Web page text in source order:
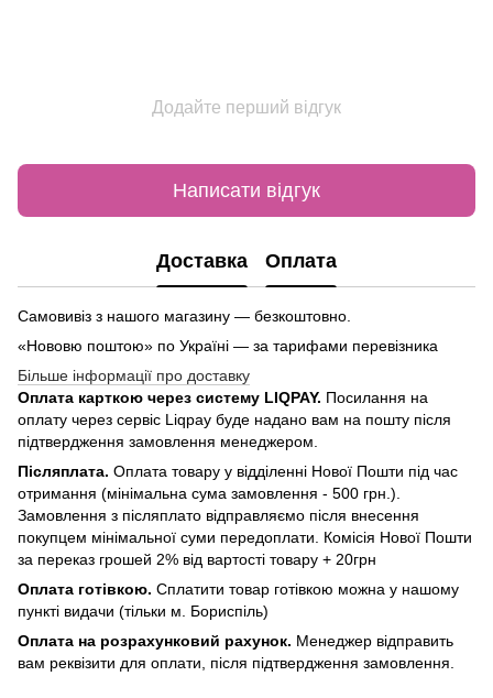
Додайте перший відгук
Написати відгук
Доставка Оплата
Самовивіз з нашого магазину — безкоштовно.
«Нововю поштою» по Україні — за тарифами перевізника
Більше інформації про доставку
Оплата карткою через систему LIQPAY. Посилання на
оплату через сервіс Liqpay буде надано вам на пошту після
підтвердження замовлення менеджером.
Післяплата. Оплата товару у відділенні Нової Пошти під час
отримання (мінімальна сума замовлення - 500 грн.).
Замовлення з післяплато відправляємо після внесення
покупцем мінімальної суми передоплати. Комісія Нової Пошти
за переказ грошей 2% від вартості товару + 20грн
Оплата готівкою. Сплатити товар готівкою можна у нашому
пункті видачи (тільки м. Бориспіль)
Оплата на розрахунковий рахунок. Менеджер відправить
вам реквізити для оплати, після підтвердження замовлення.